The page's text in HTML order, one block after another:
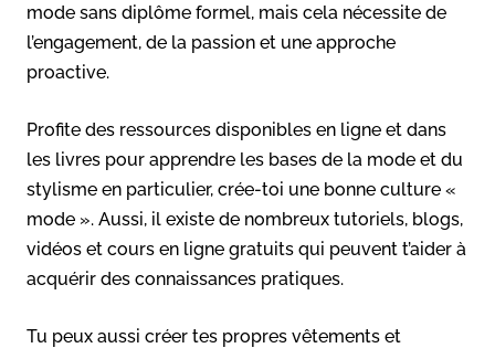
mode sans diplôme formel, mais cela nécessite de
l’engagement, de la passion et une approche
proactive.
Profite des ressources disponibles en ligne et dans
les livres pour apprendre les bases de la mode et du
stylisme en particulier, crée-toi une bonne culture «
mode ». Aussi, il existe de nombreux tutoriels, blogs,
vidéos et cours en ligne gratuits qui peuvent t’aider à
acquérir des connaissances pratiques.
Tu peux aussi créer tes propres vêtements et